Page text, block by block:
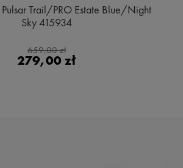
Pulsar Trail/PRO Estate Blue/Night
Sky 415934
659,00 zł
279,00 zł